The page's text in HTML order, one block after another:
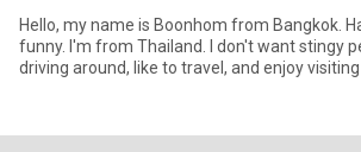
Hello, my name is Boonhom from Bangkok.
funny. I'm from Thailand. I don't want stingy
driving around, like to travel, and enjoy